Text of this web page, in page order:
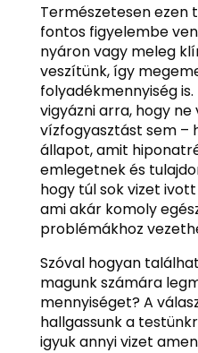
Természetesen ezen
fontos figyelembe
nyáron vagy meleg
veszítünk, így
folyadékmennyiség
vigyázni arra, hogy ne
vízfogyasztást sem –
állapot, amit
emlegetnek és
hogy túl sok vizet
ami akár komoly
problémákhoz
Szóval hogyan
magunk számára
mennyiséget? A
hallgassunk a
igyuk annyi vizet